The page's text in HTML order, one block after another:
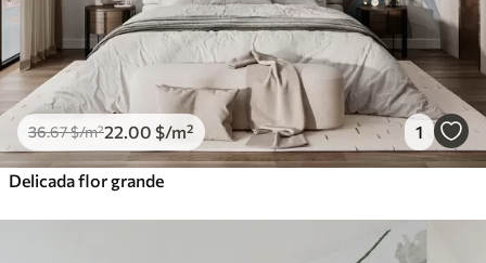
36.67$/m²22 .00 $/m² 1
Delicada flor grande